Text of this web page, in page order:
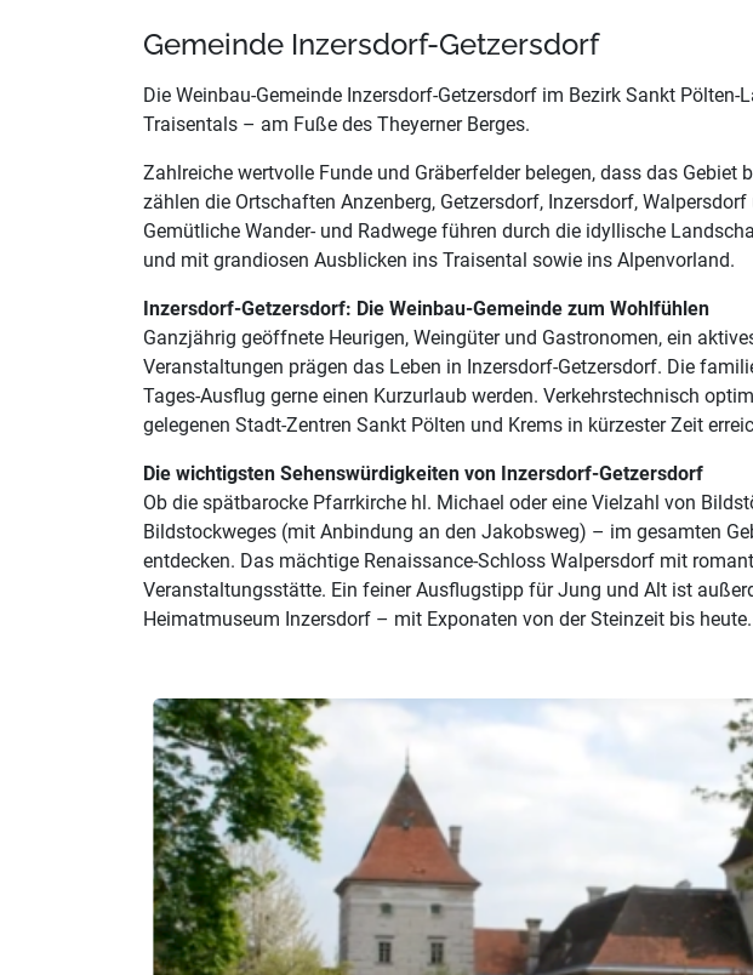
Gemeinde Inzersdorf-Getzersdorf
Die Weinbau-Gemeinde Inzersdorf-Getzersdorf im Bezirk Sankt
Traisentals – am Fuße des Theyerner Berges.
Zahlreiche wertvolle Funde und Gräberfelder belegen, dass das Gebiet
zählen die Ortschaften Anzenberg, Getzersdorf, Inzersdorf,
Gemütliche Wander- und Radwege führen durch die idyllische
und mit grandiosen Ausblicken ins Traisental sowie ins Alpenvorland.
Inzersdorf-Getzersdorf: Die Weinbau-Gemeinde zum Wohlfühlen
Ganzjährig geöffnete Heurigen, Weingüter und Gastronomen, ein
Veranstaltungen prägen das Leben in Inzersdorf-Getzersdorf. Die
Tages-Ausflug gerne einen Kurzurlaub werden. Verkehrstechnisch
gelegenen Stadt-Zentren Sankt Pölten und Krems in kürzester Zeit
Die wichtigsten Sehenswürdigkeiten von Inzersdorf-Getzersdorf
Ob die spätbarocke Pfarrkirche hl. Michael oder eine Vielzahl von
Bildstockweges (mit Anbindung an den Jakobsweg) – im gesamten
entdecken. Das mächtige Renaissance-Schloss Walpersdorf mit
Veranstaltungsstätte. Ein feiner Ausflugstipp für Jung und Alt ist
Heimatmuseum Inzersdorf – mit Exponaten von der Steinzeit bis heute.